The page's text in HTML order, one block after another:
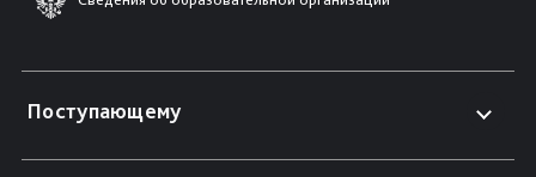
Поступающему